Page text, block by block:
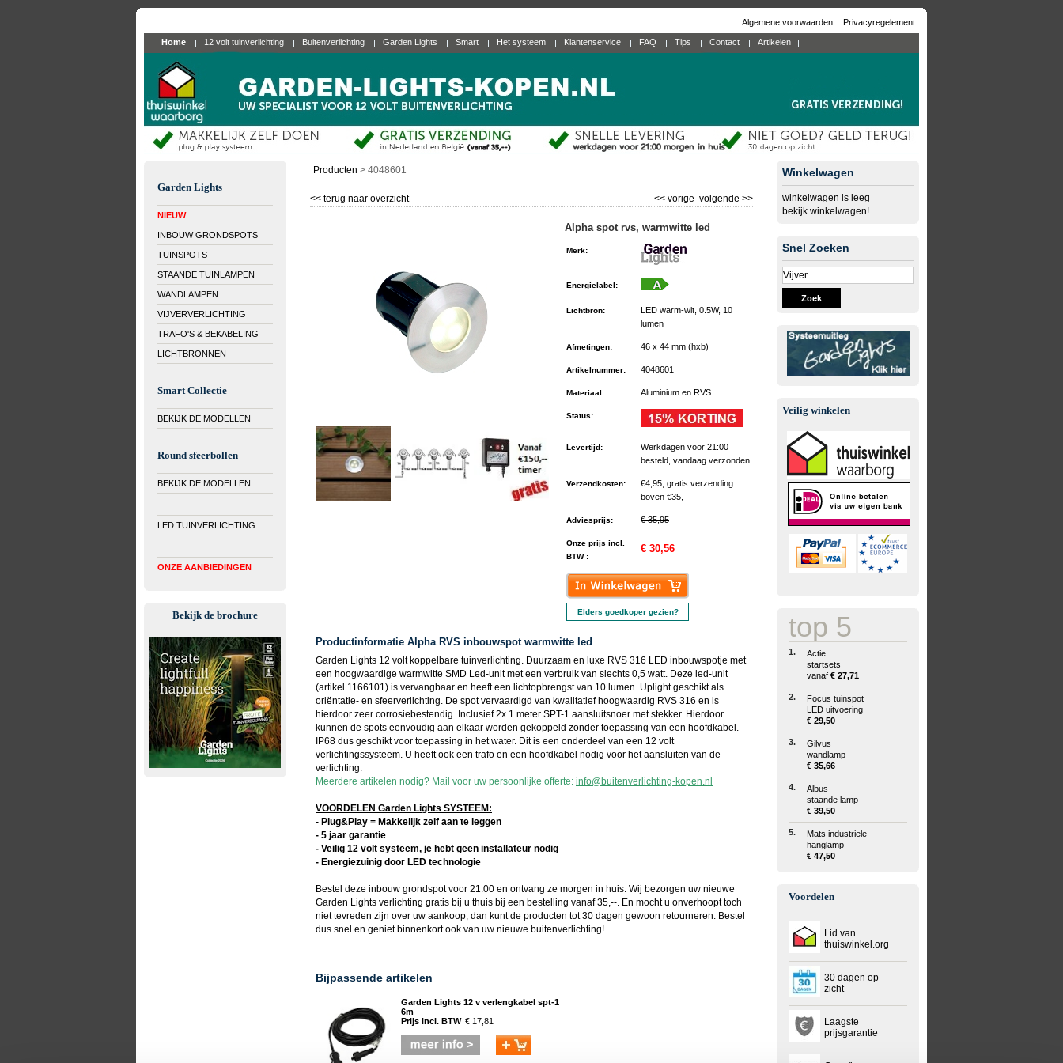
Algemene voorwaarden Privacyregelement
Home 12 volt tuinverlichting Buitenverlichting Garden Lights Smart Het systeem Klantenservice FAQ Tips Contact Artikelen
Garden Lights
NIEUW
INBOUW GRONDSPOTS
TUINSPOTS
STAANDE TUINLAMPEN
WANDLAMPEN
VIJVERVERLICHTING
TRAFO'S & BEKABELING
LICHTBRONNEN
Smart Collectie
BEKIJK DE MODELLEN
Round sfeerbollen
BEKIJK DE MODELLEN
LED TUINVERLICHTING
ONZE AANBIEDINGEN
Bekijk de brochure
Producten > 4048601
<< terug naar overzicht volgende >>
<< vorige
Alpha spot rvs, warmwitte led
Merk:
Energielabel:
Lichtbron:
LED warm-wit, 0.5W, 10
lumen
Afmetingen: 46 x 44 mm (hxb)
Artikelnummer: 4048601
Materiaal: Aluminium en RVS
Status:
Levertijd:
Werkdagen voor 21:00
besteld, vandaag verzonden
Verzendkosten:
€4,95, gratis verzending
boven €35,--
Adviesprijs: € 35,95
Onze prijs incl.
BTW :
€ 30,56
Elders goedkoper gezien?
Productinformatie Alpha RVS inbouwspot warmwitte led
Garden Lights 12 volt koppelbare tuinverlichting. Duurzaam en luxe RVS 316 LED inbouwspotje met
een hoogwaardige warmwitte SMD Led-unit met een verbruik van slechts 0,5 watt. Deze led-unit
(artikel 1166101) is vervangbaar en heeft een lichtopbrengst van 10 lumen. Uplight geschikt als
oriëntatie- en sfeerverlichting. De spot vervaardigd van kwalitatief hoogwaardig RVS 316 en is
hierdoor zeer corrosiebestendig. Inclusief 2x 1 meter SPT-1 aansluitsnoer met stekker. Hierdoor
kunnen de spots eenvoudig aan elkaar worden gekoppeld zonder toepassing van een hoofdkabel.
IP68 dus geschikt voor toepassing in het water. Dit is een onderdeel van een 12 volt
verlichtingssysteem. U heeft ook een trafo en een hoofdkabel nodig voor het aansluiten van de
verlichting.
Meerdere artikelen nodig? Mail voor uw persoonlijke offerte: info@buitenverlichting-kopen.nl
VOORDELEN Garden Lights SYSTEEM:
- Plug&Play = Makkelijk zelf aan te leggen
- 5 jaar garantie
- Veilig 12 volt systeem, je hebt geen installateur nodig
- Energiezuinig door LED technologie
Bestel deze inbouw grondspotvoor 21:00 en ontvang ze morgen in huis. Wij bezorgen uw nieuwe
Garden Lights verlichting gratis bij u thuis bij een bestelling vanaf 35,--. En mocht u onverhoopt toch
niet tevreden zijn over uw aankoop, dan kunt de producten tot 30 dagen gewoon retourneren. Bestel
dus snel en geniet binnenkort ook van uw nieuwe buitenverlichting!
Bijpassende artikelen
Garden Lights 12 v verlengkabel spt-1
6m
Prijs incl. BTW € 17,81
Winkelwagen
winkelwagen is leeg
bekijk winkelwagen!
Snel Zoeken
Zoek
Veilig winkelen
top 5
1.
Actie
startsets
vanaf € 27,71
2.
Focus tuinspot
LED uitvoering
€ 29,50
3.
Gilvus
wandlamp
€ 35,66
4.
Albus
staande lamp
€ 39,50
5.
Mats industriele
hanglamp
€ 47,50
Voordelen
Lid van
thuiswinkel.org
30 dagen op
zicht
Laagste
prijsgarantie